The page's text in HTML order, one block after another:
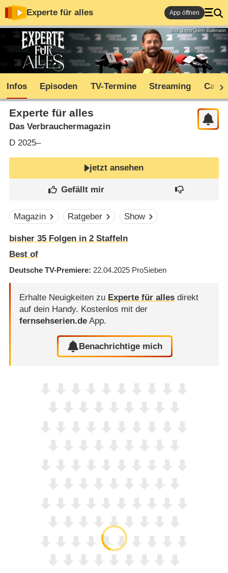
Experte für alles App öffnen
Bild: Joyn/Quirin Ballmann
Infos Episoden TV-Termine Streaming Cast
Experte für alles
Das Verbrauchermagazin
D2025–
jetzt ansehen
Magazin Ratgeber Show
bisher 35Folgen in 2Staffeln
Best of
Deutsche TV-Premiere 22.04.2025 ProSieben
Erhalte Neuigkeiten zu Experte für allesdirekt
auf dein Handy. Kostenlos mit der
fernsehserien.deApp.
Benachrichtige mich